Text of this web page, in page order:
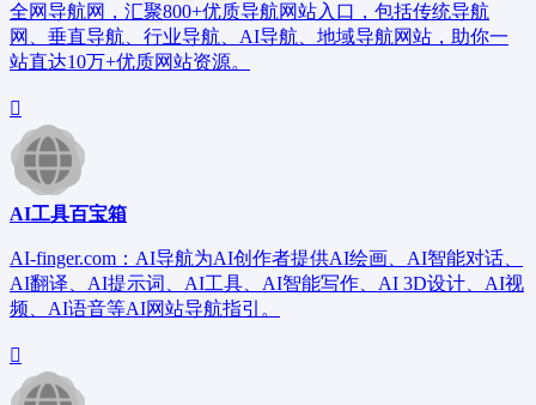
全网导航网，汇聚800+优质导航网站入口，包括传统导航
网、垂直导航、行业导航、AI导航、地域导航网站，助你一
站直达10万+优质网站资源。
AI工具百宝箱
AI-finger.com：AI导航为AI创作者提供AI绘画、AI智能对话、
AI翻译、AI提示词、AI工具、AI智能写作、AI 3D设计、AI视
频、AI语音等AI网站导航指引。